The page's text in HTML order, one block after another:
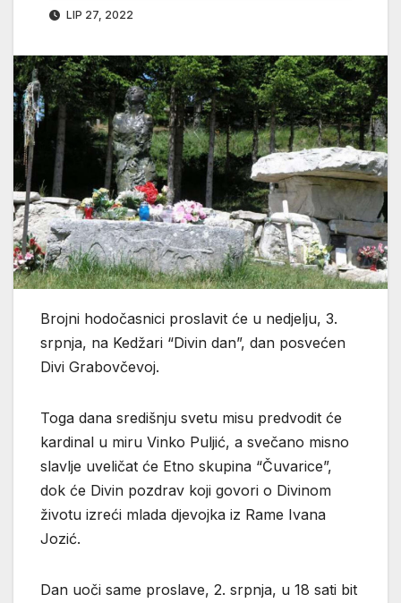
LIP 27, 2022
Brojni hodočasnici proslavit će u nedjelju, 3.
srpnja, na Kedžari “Divin dan”, dan posvećen
Divi Grabovčevoj.
Toga dana središnju svetu misu predvodit će
kardinal u miru Vinko Puljić, a svečano misno
slavlje uveličat će Etno skupina “Čuvarice”,
dok će Divin pozdrav koji govori o Divinom
životu izreći mlada djevojka iz Rame Ivana
Jozić.
Dan uoči same proslave, 2. srpnja, u 18 sati bit